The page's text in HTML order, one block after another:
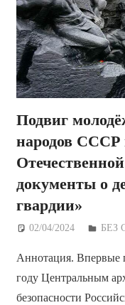
Подвиг
народов СССР
документы о
гвардии»
02/04/2024 БЕЗ
Аннотация. Впервые
году Центральным
безопасности